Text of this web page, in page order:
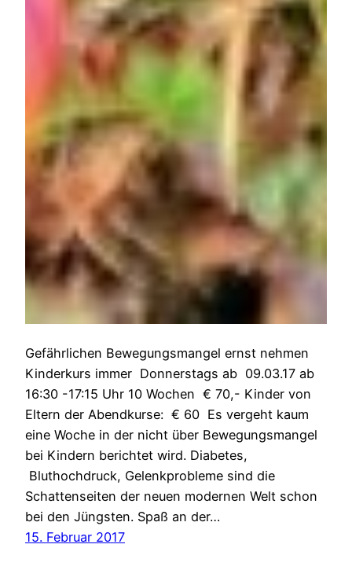
Gefährlichen Bewegungsmangel ernst nehmen
Kinderkurs immer Donnerstags ab 09.03.17 ab
16:30 -17:15 Uhr 10 Wochen € 70,- Kinder von
Eltern der Abendkurse: € 60 Es vergeht kaum
eine Woche in der nicht über Bewegungsmangel
bei Kindern berichtet wird. Diabetes,
Bluthochdruck, Gelenkprobleme sind die
Schattenseiten der neuen modernen Welt schon
bei den Jüngsten. Spaß an der…
15. Februar 2017